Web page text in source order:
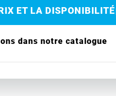
ET LA DISPONIBILITÉ
dans notre catalogue